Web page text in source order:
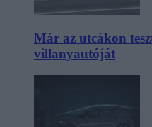
Már az utcákon
villanyautóját